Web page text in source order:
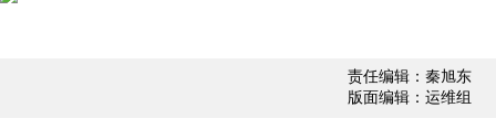
责任编辑：秦旭东
版面编辑：运维组